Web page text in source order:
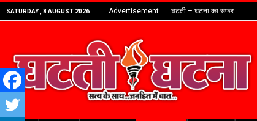
SATURDAY , 8 AUGUST 2026 Advertisement घटती – घटना का सफर